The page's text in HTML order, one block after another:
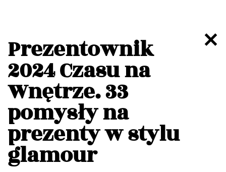
Prezentownik
2024 Czasu na
Wnętrze. 33
pomysły na
prezenty w stylu
glamour